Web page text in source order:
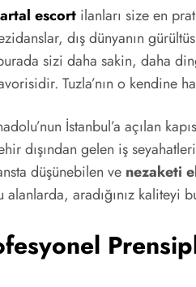
escort ilanları size en
dış dünyanın
sizi daha sakin, daha
Tuzla’nın o kendine
İstanbul’a açılan
dışından gelen iş
düşünebilen ve nezaketi
alanlarda, aradığınız kaliteyi